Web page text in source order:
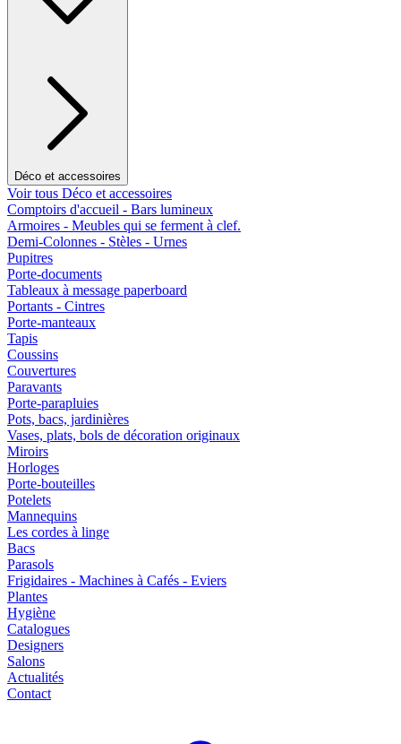
Déco et accessoires
Voir tous Déco et accessoires
Comptoirs d'accueil - Bars lumineux
Armoires - Meubles qui se ferment à clef.
Demi-Colonnes - Stèles - Urnes
Pupitres
Porte-documents
Tableaux à message paperboard
Portants - Cintres
Porte-manteaux
Tapis
Coussins
Couvertures
Paravants
Porte-parapluies
Pots, bacs, jardinières
Vases, plats, bols de décoration originaux
Miroirs
Horloges
Porte-bouteilles
Potelets
Mannequins
Les cordes à linge
Bacs
Parasols
Frigidaires - Machines à Cafés - Eviers
Plantes
Hygiène
Catalogues
Designers
Salons
Actualités
Contact